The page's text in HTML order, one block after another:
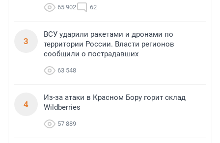
65 902 62
3
ВСУ ударили ракетами и дронами по
территории России. Власти регионов
сообщили о пострадавших
63 548
4
Из-за атаки в Красном Бору горит склад
Wildberries
57 889